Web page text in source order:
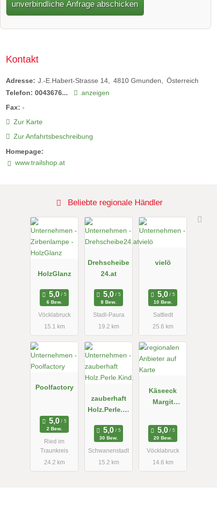
unverbindliche Anfrage abschicken
Kontakt
Adresse: J.-E.Habert-Strasse 14 4810 Gmunden
Österreich
Telefon: 0043676...
anzeigen
Fax: -
Zur Karte
Zur Anfahrtsbeschreibung
Homepage:
www.trailshop.at
Beliebte regionale Händler
HolzGlanz
6 Bew.
Vöcklabruck
15.1 km
Drehscheibe
24.at
8 Bew.
Stadl-Paura
19.2 km
vielö
10 Bew.
Sattledt
25.6 km
Poolfactory
2 Bew.
Ried im
Traunkreis
24.2 km
zauberhaft
Holz.Perle.Ki
30 Bew.
Schwanenstadt
15.2 km
Käseeck
Margit
20 Bew.
Vöcklabruck
14.6 km